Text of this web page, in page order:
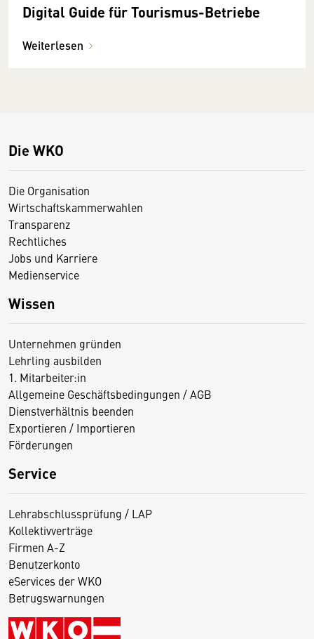
Digital Guide für Tourismus-Betriebe
Weiterlesen
Die WKO
Die Organisation
Wirtschaftskammerwahlen
Transparenz
Rechtliches
Jobs und Karriere
Medienservice
Wissen
Unternehmen gründen
Lehrling ausbilden
1. Mitarbeiter:in
Allgemeine Geschäftsbedingungen / AGB
Dienstverhältnis beenden
Exportieren / Importieren
Förderungen
Service
Lehrabschlussprüfung / LAP
Kollektivverträge
Firmen A-Z
Benutzerkonto
eServices der WKO
Betrugswarnungen